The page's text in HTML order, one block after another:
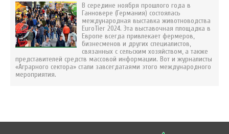
В середине ноября прошлого года в
Ганновере (Германия) состоялась
международная выставка животноводства
EuroTier 2024. Эта выставочная площадка в
Европе всегда привлекает фермеров,
бизнесменов и других специалистов,
связанных с сельским хозяйством, а также
представителей средств массовой информации. Вот и журналисты
«Аграрного сектора» стали завсегдатаями этого международного
мероприятия.